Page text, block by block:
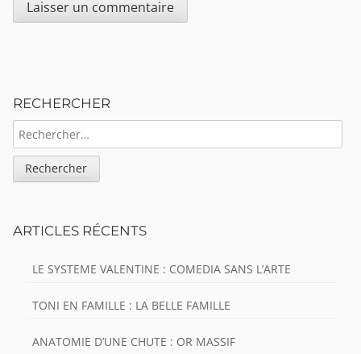
RECHERCHER
RECHERCHER :
ARTICLES RÉCENTS
LE SYSTEME VALENTINE : COMEDIA SANS L’ARTE
TONI EN FAMILLE : LA BELLE FAMILLE
ANATOMIE D’UNE CHUTE : OR MASSIF